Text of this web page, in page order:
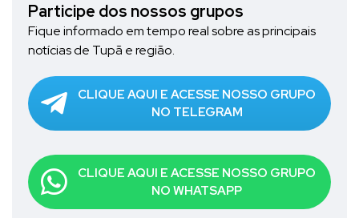
Participe dos nossos grupos
Fique informado em tempo real sobre as principais
notícias de Tupã e região.
CLIQUE AQUI E ACESSE NOSSO GRUPO
NO TELEGRAM
CLIQUE AQUI E ACESSE NOSSO GRUPO
NO WHATSAPP